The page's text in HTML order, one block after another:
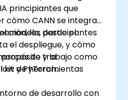
principiantes que
cómo CANN se integra
modelo, desde el
el despliegue, y cómo
de trabajo como
y PyTorch.
los participantes
y la
kit de herramientas
de desarrollo con